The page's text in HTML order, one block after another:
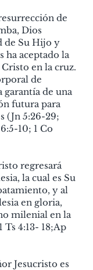
de
Dios
de Su Hijo y
ha aceptado la
en la cruz.
de
garantía de una
futura para
(Jn 5:26-29;
10; 1 Co
regresará
la cual es Su
y al
en gloria,
milenial en la
Ts 4:13- 18;Ap
Jesucristo es